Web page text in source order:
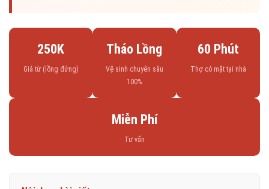
250K
Giá từ (lồng đứng)
Tháo Lồng
Vệ sinh chuyên sâu
100%
60 Phút
Thợ có mặt tại nhà
Miễn Phí
Tư vấn